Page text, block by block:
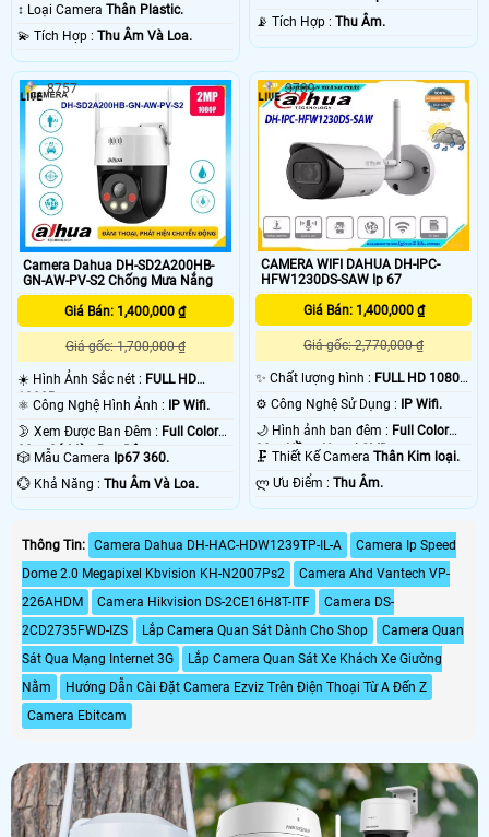
↕️ Loại Camera Thân Plastic.
️💫 Tích Hợp : Thu Âm Và Loa.
️📡 Tích Hợp :Thu Âm.
Camera Dahua DH-SD2A200HB-
GN-AW-PV-S2 Chống Mưa Nắng
Giá Bán: 1,400,000 ₫
Giá gốc: 1,700,000 ₫
☀️ Hình Ảnh Sắc nét : FULL HD
1080P .
⚛️ Công Nghệ Hình Ảnh :
IP Wifi.
🌛 Xem Được Ban Đêm : Full Color
30m Có Màu Ban Ðêm.
🎲 Mẫu Camera Ip67 360.
️💮 Khả Năng : Thu Âm Và Loa.
8757
CAMERA WIFI DAHUA DH-IPC-
HFW1230DS-SAW Ip 67
Giá Bán: 1,400,000 ₫
Giá gốc: 2,770,000 ₫
✨ Chất lượng hình : FULL HD 1080P
.
⚙ Công Nghệ Sử Dụng :
IP Wifi.
🌙 Hình ảnh ban đêm : Full Color
30m Hồng Ngoại SMD.
🗜️ Thiết Kế CameraThân Kim loại.
️ლ Ưu Điểm :Thu Âm.
3709
Thông Tin: Camera Dahua DH-HAC-HDW1239TP-IL-A
Camera Ip Speed
Dome 2.0 Megapixel Kbvision KH-N2007Ps2
Camera Ahd Vantech VP-
226AHDM
Camera Hikvision DS-2CE16H8T-ITF
Camera DS-
2CD2735FWD-IZS
Lắp Camera Quan Sát Dành Cho Shop
Camera Quan
Sát Qua Mạng Internet 3G
Lắp Camera Quan Sát Xe Khách Xe Giường
Nằm
Hướng Dẫn Cài Đặt Camera Ezviz Trên Điện Thoại Từ A Đến Z
Camera Ebitcam